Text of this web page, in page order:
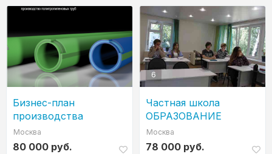
Бизнес-план
производства
полипропиленовых
труб и фитингов "под-
Москва
80 000 руб.
6
Частная школа
ОБРАЗОВАНИЕ
ПЛЮС...I
Москва
78 000 руб.